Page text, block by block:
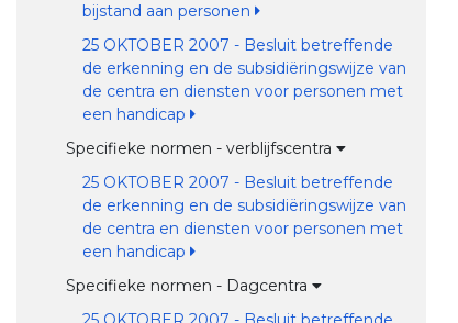
bijstand aan personen
25 OKTOBER 2007 - Besluit betreffende
de erkenning en de subsidiëringswijze van
de centra en diensten voor personen met
een handicap
Specifieke normen - verblijfscentra
25 OKTOBER 2007 - Besluit betreffende
de erkenning en de subsidiëringswijze van
de centra en diensten voor personen met
een handicap
Specifieke normen - Dagcentra